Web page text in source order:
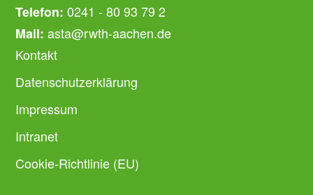
Telefon: 0241 - 80 93 79 2
Mail: asta@rwth-aachen.de
Kontakt
Datenschutzerklärung
Impressum
Intranet
Cookie-Richtlinie (EU)